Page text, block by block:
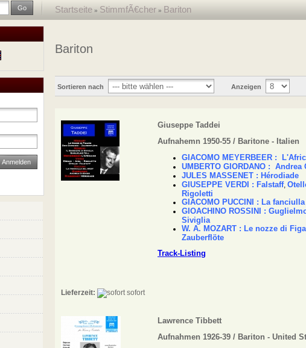
Go Startseite » StimmfÃ€cher » Bariton
Bariton
Sortieren nach Anzeigen
Giuseppe Taddei
Aufnahemn 1950-55 / Baritone - Italien
GIACOMO MEYERBEER :
UMBERTO GIORDANO : Andrea
JULES MASSENET : Hérodiade
GIUSEPPE VERDI : Falstaff,
Rigoletti
GIACOMO PUCCINI : Lafanciulla
GIOACHINO ROSSINI : Guglielmo
Siviglia
W. A. MOZART : Le nozze di
Zauberflöte
Track-Listing
Lieferzeit: sofort
Lawrence Tibbett
Aufnahmen 1926-39 / Bariton - United
Anmelden